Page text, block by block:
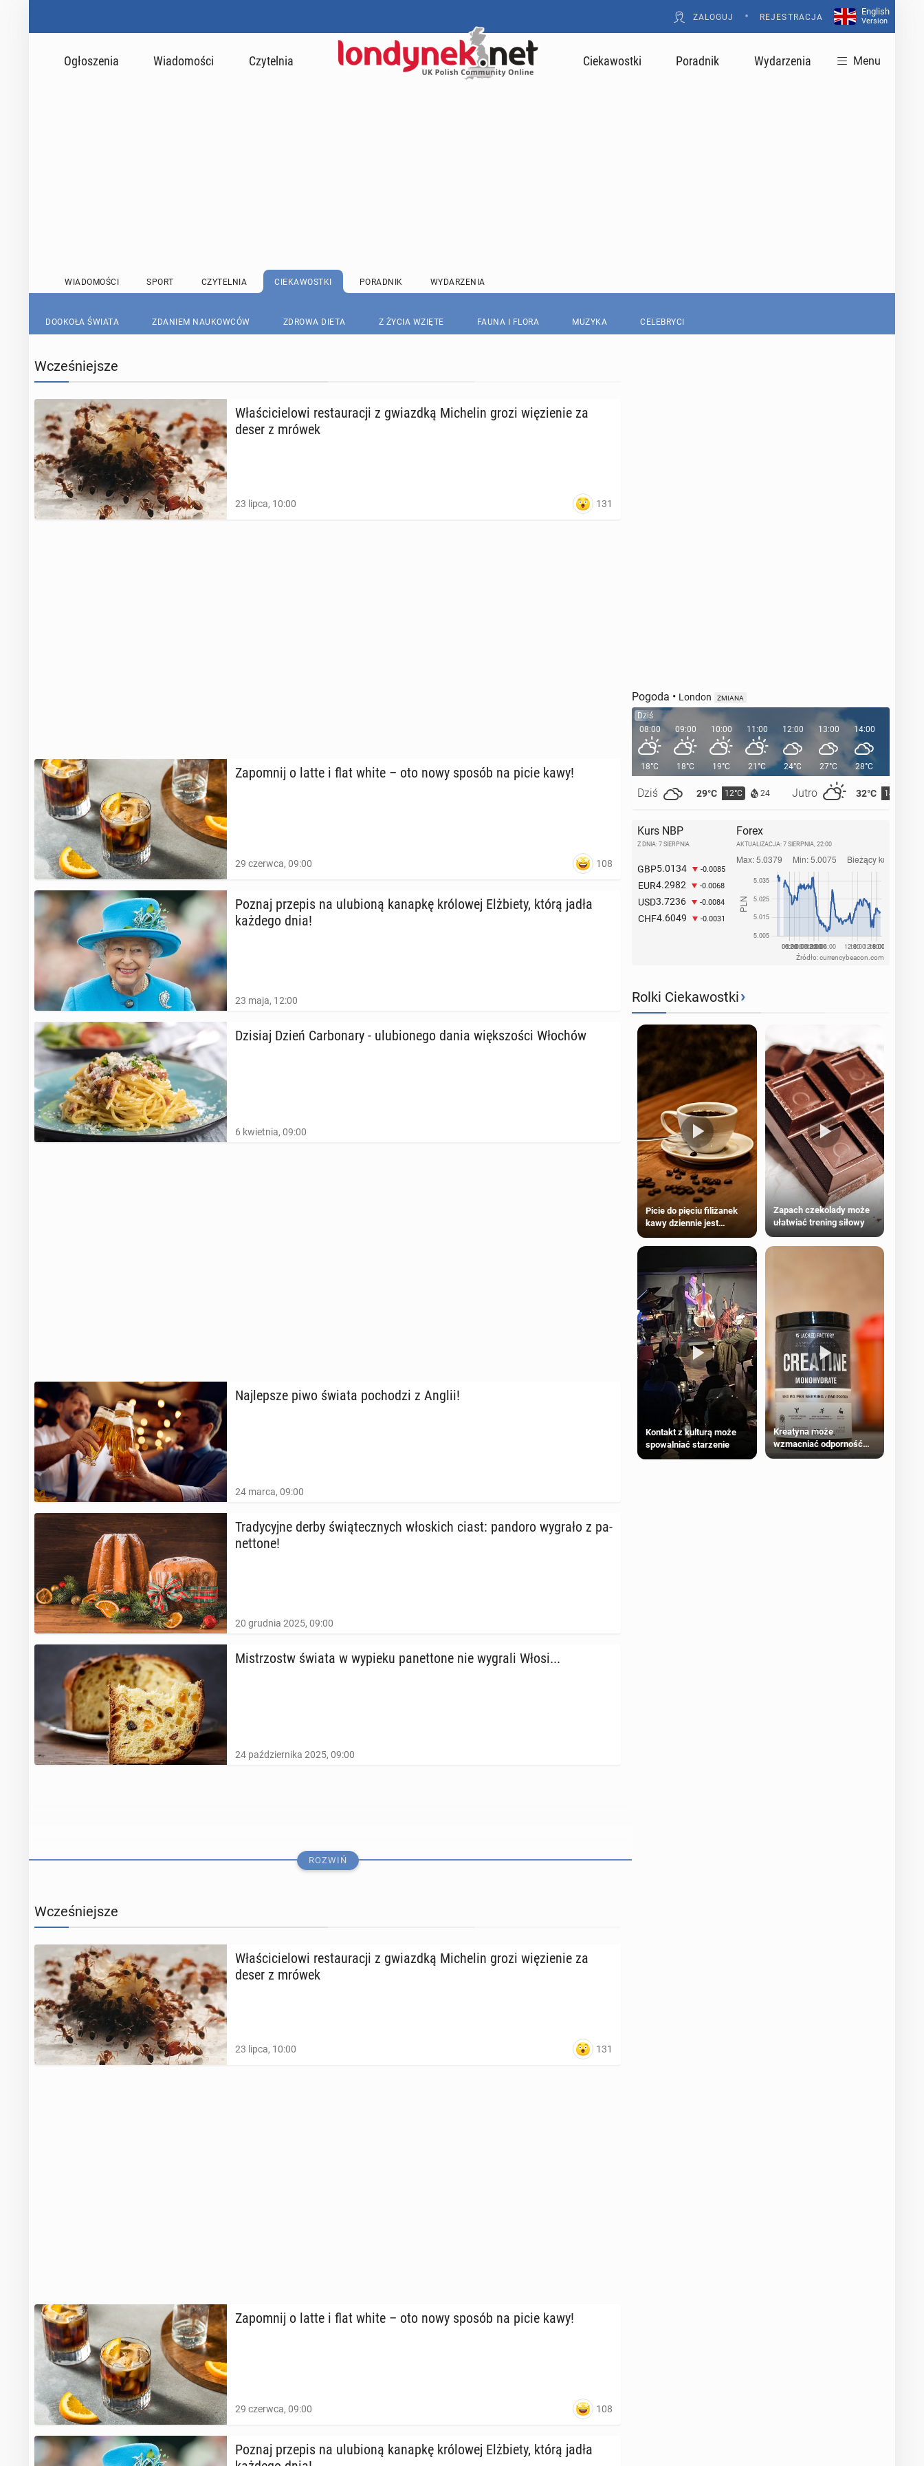
ZALOGUJ • REJESTRACJA
English
Version
Ogłoszenia Wiadomości Czytelnia Ciekawostki Poradnik Wydarzenia Menu
WIADOMOŚCI SPORT CZYTELNIA CIEKAWOSTKI PORADNIK WYDARZENIA
DOOKOŁA ŚWIATA ZDANIEM NAUKOWCÓW ZDROWA DIETA Z ŻYCIA WZIĘTE FAUNA I FLORA MUZYKA CELEBRYCI
Wcześniejsze
Wła­ści­cie­lo­wi re­stau­ra­cji z gwiazd­ką Mi­che­lin grozi wię­zie­nie za
deser z mrówek
23 lipca, 10:00 131
Za­po­mnij o latte i flat white – oto nowy sposób na picie kawy!
29 czerwca, 09:00 108
Poznaj przepis na ulu­bio­ną kanapkę kró­lo­wej Elż­bie­ty, którą jadła
każdego dnia!
23 maja, 12:00
Dzisiaj Dzień Car­bo­na­ry - ulu­bio­ne­go dania więk­szo­ści Włochów
6 kwietnia, 09:00
Naj­lep­sze piwo świata po­cho­dzi z Anglii!
24 marca, 09:00
Tra­dy­cyj­ne derby świą­tecz­nych wło­skich ciast: pandoro wygrało z pa­
net­to­ne!
20 grudnia 2025, 09:00
Mi­strzostw świata w wypieku pa­net­to­ne nie wygrali Włosi...
24 października 2025, 09:00
ROZWIŃ
Wcześniejsze
Wła­ści­cie­lo­wi re­stau­ra­cji z gwiazd­ką Mi­che­lin grozi wię­zie­nie za
deser z mrówek
23 lipca, 10:00 131
Za­po­mnij o latte i flat white – oto nowy sposób na picie kawy!
29 czerwca, 09:00 108
Poznaj przepis na ulu­bio­ną kanapkę kró­lo­wej Elż­bie­ty, którą jadła
Pogoda • London ZMIANA
Dziś
08:00
18°C
Dziś 29°C 12°C 24 Jutro 32°C 14°C
09:00
18°C
10:00
19°C
11:00
21°C
12:00
24°C
13:00
27°C
14:00
28°C
Kurs NBP
Z DNIA: 7 SIERPNIA
GBP5.0134 -0.0085
EUR4.2982 -0.0068
USD3.7236 -0.0084
CHF4.6049 -0.0031
Forex
AKTUALIZACJA: 7 SIERPNIA, 22:00
Źródło: currencybeacon.com
Rolki Ciekawostki›
Picie do pięciu filiżanek
kawy dziennie jest
większości dorosłych
Zapach czekolady może
ułatwiać trening siłowy
Kontakt z kulturą może
spowalniać starzenie
Kreatyna może
wzmacniać odporność
przeciw nowotworom